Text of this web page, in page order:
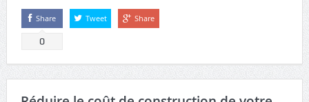
Share
0
Tweet Share